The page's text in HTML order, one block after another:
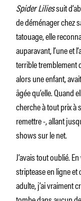
Spider Liliessuit
de déménager chez
tatouage, elle
auparavant, l’une et
terrible tremblement
alors une enfant,
âgée qu’elle. Quand
cherche à tout prix à
remettre -, allant
shows sur le net.
J’avais tout oublié.
striptease en ligne et
adulte, j’ai vraiment